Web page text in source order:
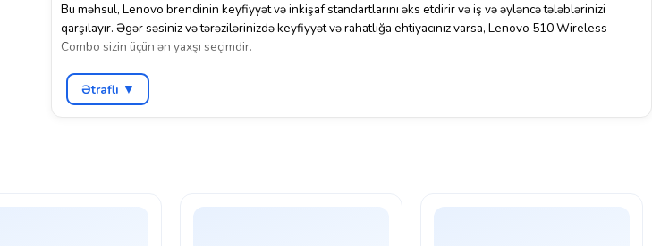
Bu məhsul, Lenovo brendinin keyfiyyət və inkişaf standartlarını əks etdirir və iş və əyləncə tələblərinizi
qarşılayır. Əgər səsiniz və tərəzilərinizdə keyfiyyət və rahatlığa ehtiyacınız varsa, Lenovo 510 Wireless
Combo sizin üçün ən yaxşı seçimdir.
Ətraflı ▼